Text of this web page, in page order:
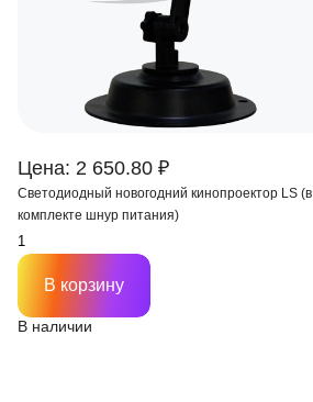
Цена: 2 650.80 ₽
Светодиодный новогодний кинопроектор LS (в
комплекте шнур питания)
В наличии
В корзину